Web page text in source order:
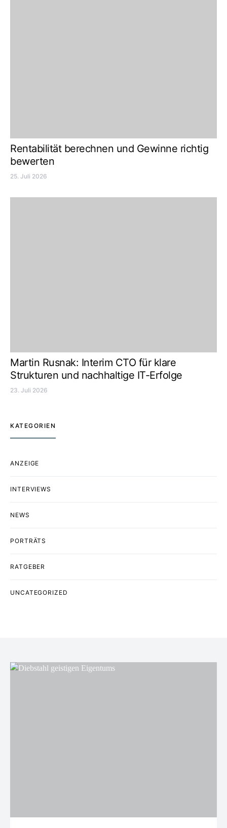
Rentabilität berechnen und Gewinne richtig
bewerten
25. Juli 2026
Martin Rusnak: Interim CTO für klare
Strukturen und nachhaltige IT-Erfolge
23. Juli 2026
KATEGORIEN
ANZEIGE
INTERVIEWS
NEWS
PORTRÄTS
RATGEBER
UNCATEGORIZED